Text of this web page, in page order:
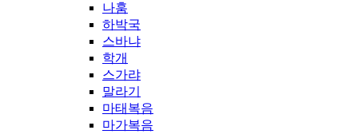
나훔
하박국
스바냐
학개
스가랴
말라기
마태복음
마가복음